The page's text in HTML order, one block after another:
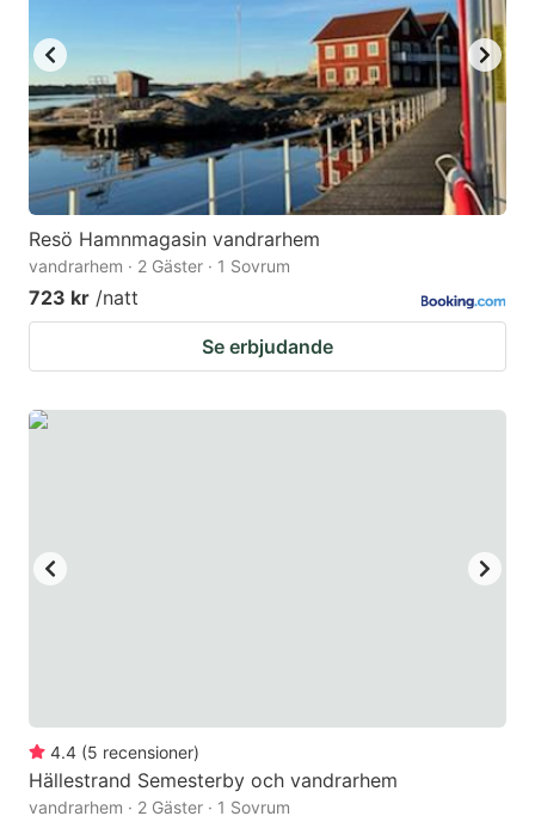
get
the
keyboard
shortcuts
for
changing
dates.
to
get
the
keyboard
shortcuts
for
Resö Hamnmagasin vandrarhem
vandrarhem · 2 Gäster · 1 Sovrum
723 kr /natt
Se erbjudande
4.4 (5 recensioner)
Hällestrand Semesterby och vandrarhem
vandrarhem · 2 Gäster · 1 Sovrum